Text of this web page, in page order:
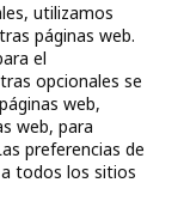
condiciones
utilizamos
páginas web.
el
opcionales se
web,
web, para
preferencias de
todos los sitios